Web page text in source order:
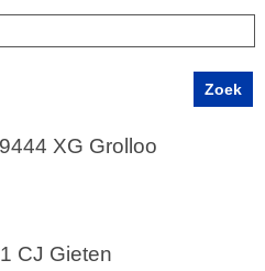
XG Grolloo
CJ Gieten